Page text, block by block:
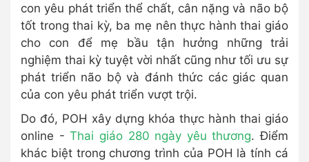
con yêu phát triển thể chất, cân nặng và não bộ
tốt trong thai kỳ, ba mẹ nên thực hành thai giáo
cho con để mẹ bầu tận hưởng những trải
nghiệm thai kỳ tuyệt vời nhất cũng như tối ưu sự
phát triển não bộ và đánh thức các giác quan
của con yêu phát triển vượt trội.
Do đó, POH xây dựng khóa thực hành thai giáo
online -Thai giáo 280 ngày yêu thương. Điểm
khác biệt trong chương trình của POH là tính cá